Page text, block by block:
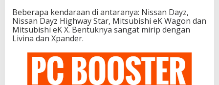
Beberapa kendaraan di antaranya: Nissan Dayz,
Nissan Dayz Highway Star, Mitsubishi eK Wagon dan
Mitsubishi eK X. Bentuknya sangat mirip dengan
Livina dan Xpander.